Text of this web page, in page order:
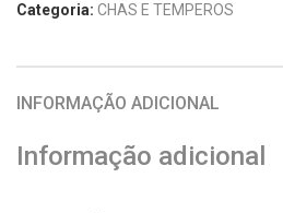
Categoria: CHAS E TEMPEROS
INFORMAÇÃO ADICIONAL
Informação adicional